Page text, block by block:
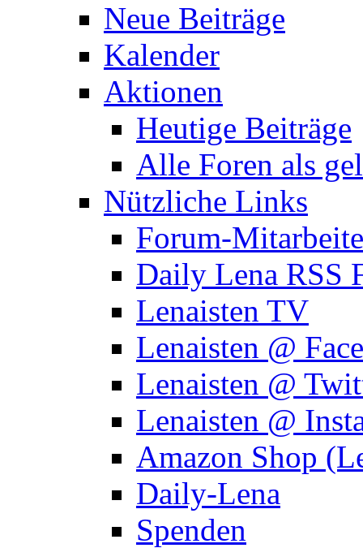
Neue Beiträge
Kalender
Aktionen
Heutige Beiträge
Alle Foren als
Nützliche Links
Forum-
Daily Lena RSS
Lenaisten TV
Lenaisten @
Lenaisten @
Lenaisten @
Amazon Shop
Daily-Lena
Spenden